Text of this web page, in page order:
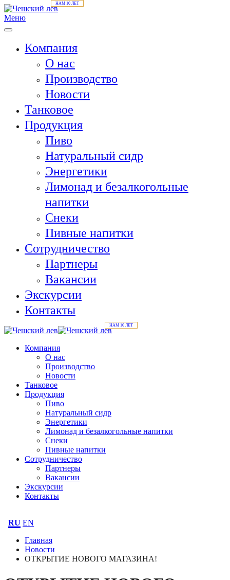
Меню
Компания
О нас
Производство
Новости
Танковое
Продукция
Пиво
Натуральный сидр
Энергетики
Лимонад и безалкогольные
напитки
Снеки
Пивные напитки
Сотрудничество
Партнеры
Вакансии
Экскурсии
Контакты
Компания
О нас
Производство
Новости
Танковое
Продукция
Пиво
Натуральный сидр
Энергетики
Лимонад и безалкогольные напитки
Снеки
Пивные напитки
Сотрудничество
Партнеры
Вакансии
Экскурсии
Контакты
RU EN
Главная
Новости
ОТКРЫТИЕ НОВОГО МАГАЗИНА!